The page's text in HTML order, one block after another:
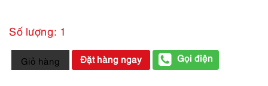
Số lượng: 1
4199-
Túi
Giỏ hàng Đặt hàng ngay Gọi điện